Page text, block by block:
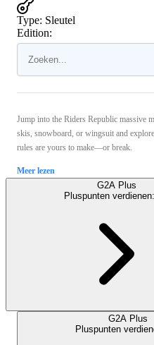
Type: Sleutel
Edition:
Jump into the Riders Republic massive
skis, snowboard, or wingsuit and
rules are yours to make—or break.
Meer lezen
G2A Plus
Pluspunten verdienen:
G2A Plus
Pluspunten